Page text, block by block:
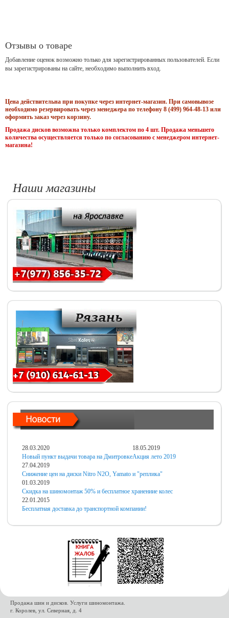
Отзывы о товаре
Добавление оценок возможно только для зарегистрированных пользователей. Если
вы зарегистрированы на сайте, необходимо выполнить вход.
Цена действительна при покупке через интернет-магазин. При самовывозе
необходимо резервировать через менеджера по телефону 8 (499) 964-48-13 или
оформить заказ через корзину.
Продажа дисков возможна только комплектом по 4 шт. Продажа меньшего
количества осуществляется только по согласованию с менеджером интернет-
магазина!
Наши магазины
28.03.2020
Новый пункт выдачи товара на Дмитровке
18.05.2019
Акция лето 2019
27.04.2019
Снижение цен на диски Nitro N2O, Yamato и "реплика"
01.03.2019
Скидка на шиномонтаж 50% и бесплатное хранениие колес
22.01.2015
Бесплатная доставка до транспортной компании!
Продажа шин и дисков. Услуги шиномонтажа.
г. Королев, ул. Северная, д. 4